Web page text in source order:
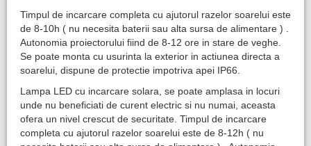
Timpul de incarcare completa cu ajutorul razelor soarelui este
de 8-10h ( nu necesita baterii sau alta sursa de alimentare ) .
Autonomia proiectorului fiind de 8-12 ore in stare de veghe.
Se poate monta cu usurinta la exterior in actiunea directa a
soarelui, dispune de protectie impotriva apei IP66.
Lampa LED cu incarcare solara, se poate amplasa in locuri
unde nu beneficiati de curent electric si nu numai, aceasta
ofera un nivel crescut de securitate. Timpul de incarcare
completa cu ajutorul razelor soarelui este de 8-12h ( nu